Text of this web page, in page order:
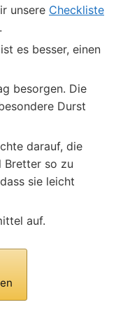
unsere Checkliste
es besser, einen
besorgen. Die
Durst
darauf, die
Bretter so zu
sie leicht
auf.